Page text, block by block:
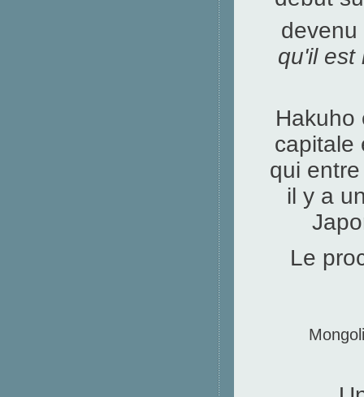
qu'il
Hakuho
capitale
qui
il y a
Le